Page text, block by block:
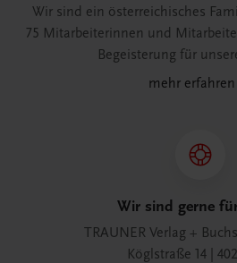
Wir sind ein österreichisches
75 Mitarbeiterinnen und
Begeisterung für
mehr erfahren
Wir sind gerne
TRAUNER Verlag +
Köglstraße 14 |